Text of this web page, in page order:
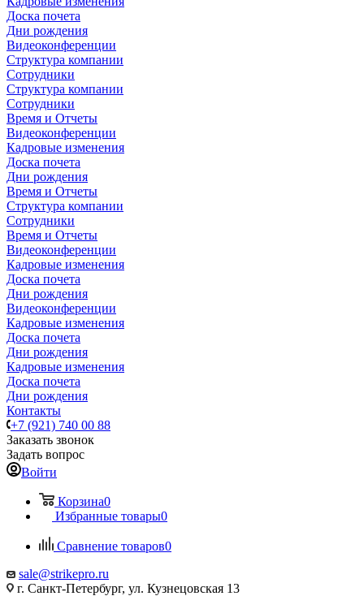
Доска почета
Дни рождения
Видеоконференции
Структура компании
Сотрудники
Структура компании
Сотрудники
Время и Отчеты
Видеоконференции
Кадровые изменения
Доска почета
Дни рождения
Время и Отчеты
Структура компании
Сотрудники
Время и Отчеты
Видеоконференции
Кадровые изменения
Доска почета
Дни рождения
Видеоконференции
Кадровые изменения
Доска почета
Дни рождения
Кадровые изменения
Доска почета
Дни рождения
Контакты
+7 (921) 740 00 88
Заказать звонок
Задать вопрос
Войти
Корзина0
Избранные товары0
Сравнение товаров0
sale@strikepro.ru
г. Санкт-Петербург, ул. Кузнецовская 13